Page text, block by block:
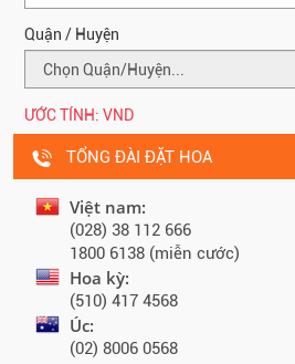
Quận / Huyện
ƯỚC TÍNH: VND
TỔNG ĐÀI ĐẶT HOA
Việt nam:
(028) 38 112 666
1800 6138 (miễn cước)
Hoa kỳ:
(510) 417 4568
Úc:
(02) 8006 0568